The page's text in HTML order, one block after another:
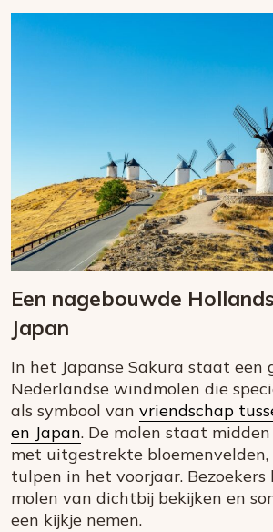
Een nagebouwde
Japan
In het Japanse Sakura staat een
Nederlandse windmolen die
als symbool van vriendschap
en Japan. De molen staat
met uitgestrekte
tulpen in het voorjaar. Bezoekers
molen van dichtbij bekijken en
een kijkje nemen.